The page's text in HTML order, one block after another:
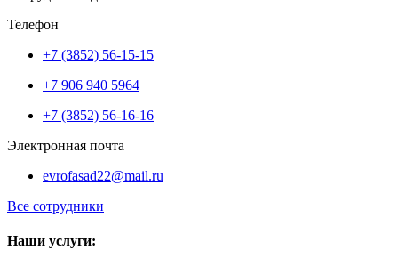
Телефон
+7 (3852) 56-15-15
+7 906 940 5964
+7 (3852) 56-16-16
Электронная почта
evrofasad22@mail.ru
Все сотрудники
Наши услуги: